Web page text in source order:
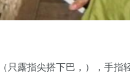
只露指尖搭下巴，），手指